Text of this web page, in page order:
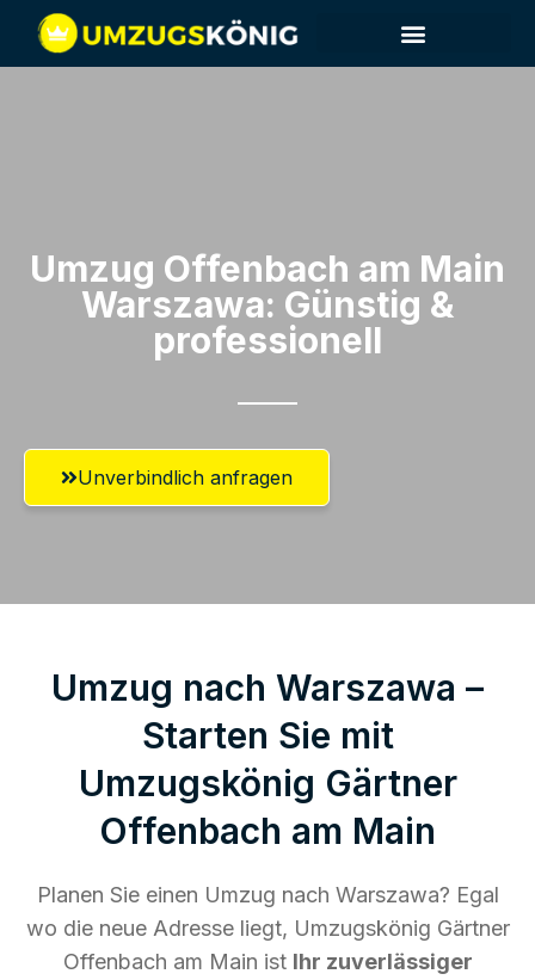
Umzug Offenbach am Main​
Warszawa: Günstig &
professionell​
Unverbindlich anfragen
Umzug nach Warszawa –
Starten Sie mit
Umzugskönig Gärtner
Offenbach am Main
Planen Sie einen Umzug nach Warszawa? Egal
wo die neue Adresse liegt, Umzugskönig Gärtner
Offenbach am Main ist Ihr zuverlässiger